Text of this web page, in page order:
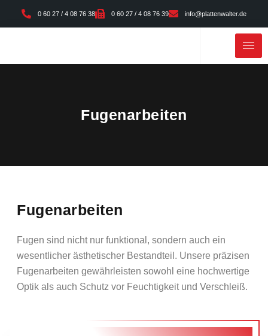
0 60 27 / 4 08 76 38 0 60 27 / 4 08 76 39 info@plattenwalter.de
Fugenarbeiten
Fugenarbeiten
Fugen sind nicht nur funktional, sondern auch ein
wesentlicher ästhetischer Bestandteil. Unsere präzisen
Fugenarbeiten gewährleisten sowohl eine hochwertige
Optik als auch Schutz vor Feuchtigkeit und Verschleiß.